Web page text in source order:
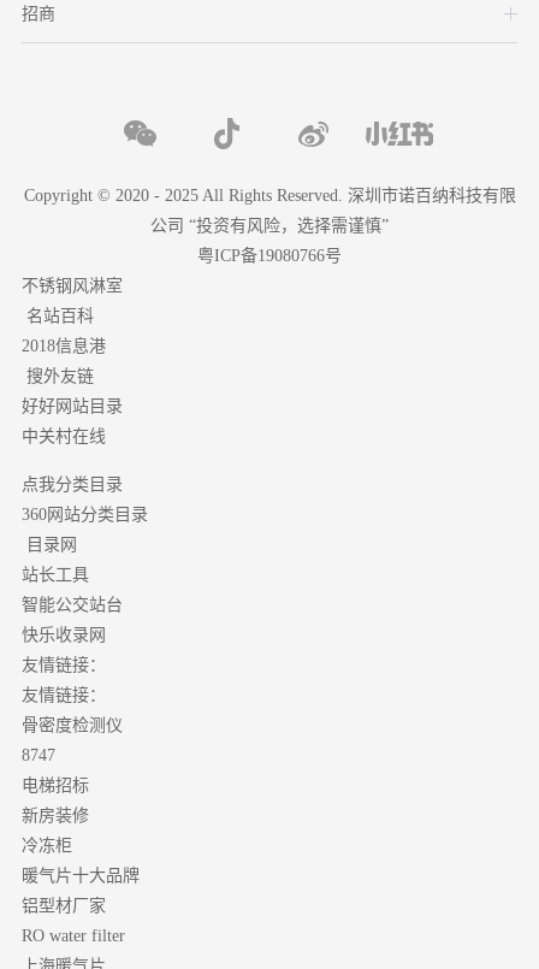
招商
Copyright © 2020 - 2025 All Rights Reserved. 深圳市诺百纳科技有限
公司 “投资有风险，选择需谨慎”
粤ICP备19080766号
不锈钢风淋室
名站百科
2018信息港
搜外友链
好好网站目录
中关村在线
点我分类目录
360网站分类目录
目录网
站长工具
智能公交站台
快乐收录网
友情链接：
友情链接：
骨密度检测仪
8747
电梯招标
新房装修
冷冻柜
暖气片十大品牌
铝型材厂家
RO water filter